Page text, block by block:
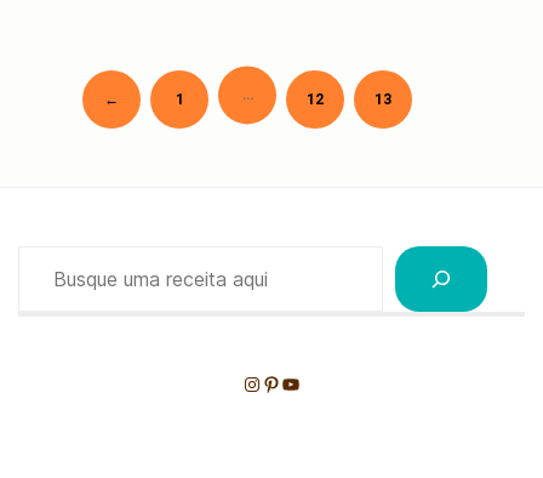
Paginação
← Newer 1 … 12 13
Instagram
Pinterest
Youtube